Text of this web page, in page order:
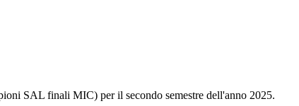
SAL finali MIC) per il secondo semestre dell'anno 2025.